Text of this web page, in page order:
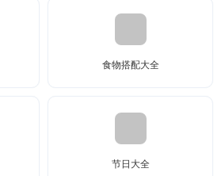
食物搭配大全
节日大全